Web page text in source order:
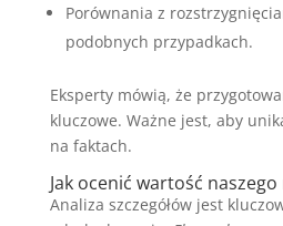
Porównania z
podobnych przypadkach.
Eksperty mówią, że
kluczowe. Ważne jest, aby
na faktach.
Jak ocenić wartość
Analiza szczegółów jest